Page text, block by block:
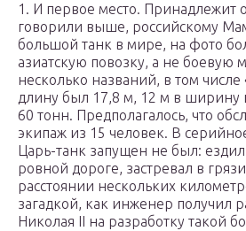
1. И первое место. Принадлежит
говорили выше, российскому
большой танк в мире, на фото
азиатскую повозку, а не боевую
несколько названий, в том числе
длину был 17,8 м, 12 м в ширину
60 тонн. Предполагалось, что
экипаж из 15 человек. В
Царь-танк запущен не был:
ровной дороге, застревал в
расстоянии нескольких
загадкой, как инженер получил
Николая II на разработку такой